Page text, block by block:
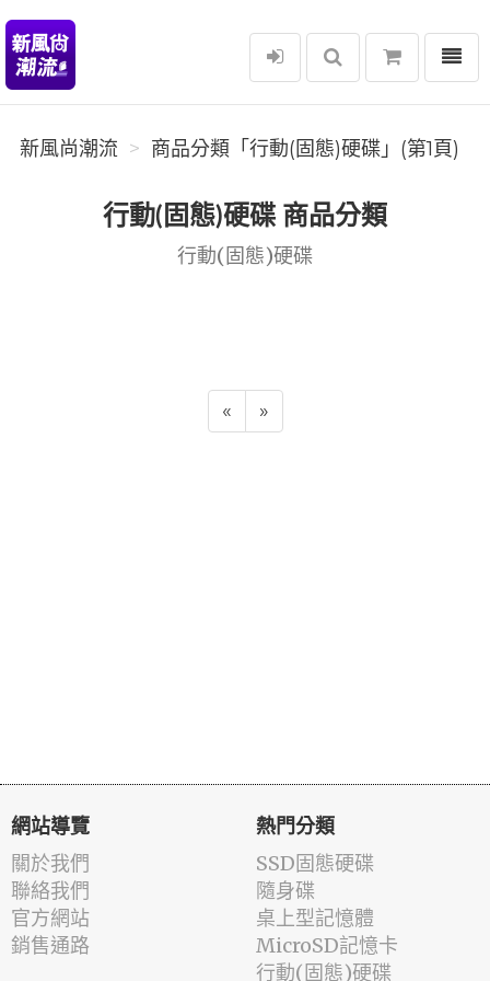
新風尚潮流
選單
新風尚潮流 商品分類「行動(固態)硬碟」(第1頁)
行動(固態)硬碟 商品分類
行動(固態)硬碟
« »
網站導覽
關於我們
聯絡我們
官方網站
銷售通路
熱門分類
SSD固態硬碟
隨身碟
桌上型記憶體
MicroSD記憶卡
行動(固態)硬碟